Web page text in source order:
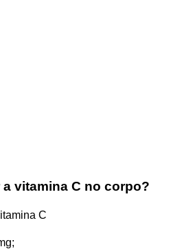
vitamina C no corpo?
C